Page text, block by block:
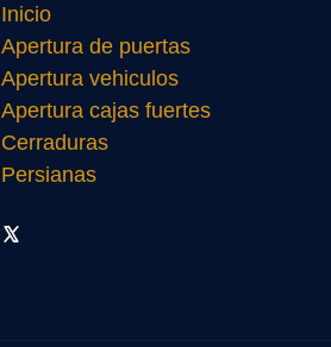
Inicio
Apertura de puertas
Apertura vehiculos
Apertura cajas fuertes
Cerraduras
Persianas